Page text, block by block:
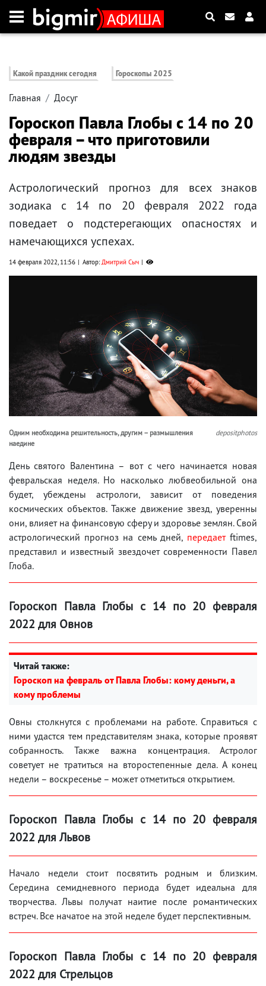
Какой праздник сегодня Гороскопы 2025
Главная Досуг
Гороскоп Павла Глобы с 14 по 20
февраля – что приготовили
людям звезды
Астрологический прогноз для всех знаков
зодиака с 14 по 20 февраля 2022 года
поведает о подстерегающих опасностях и
намечающихся успехах.
14 февраля 2022, 11:56 Автор:Дмитрий Сыч
Одним необходима решительность, другим – размышления
наедине
depositphotos
День святого Валентина – вот с чего начинается новая
февральская неделя. Но насколько любвеобильной она
будет, убеждены астрологи, зависит от поведения
космических объектов. Также движение звезд, уверенны
они, влияет на финансовую сферу и здоровье землян. Свой
астрологический прогноз на семь дней, передаетftimes,
представил и известный звездочет современности Павел
Глоба.
Гороскоп Павла Глобы с 14 по 20 февраля
2022 для Овнов
Читай также:
Гороскоп на февраль от Павла Глобы: кому деньги, а
кому проблемы
Овны столкнутся с проблемами на работе. Справиться с
ними удастся тем представителям знака, которые проявят
собранность. Также важна концентрация. Астролог
советует не тратиться на второстепенные дела. А конец
недели – воскресенье – может отметиться открытием.
Гороскоп Павла Глобы с 14 по 20 февраля
2022 для Львов
Начало недели стоит посвятить родным и близким.
Середина семидневного периода будет идеальна для
творчества. Львы получат наитие после романтических
встреч. Все начатое на этой неделе будет перспективным.
Гороскоп Павла Глобы с 14 по 20 февраля
2022 для Стрельцов